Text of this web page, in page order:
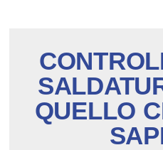
QUELLO